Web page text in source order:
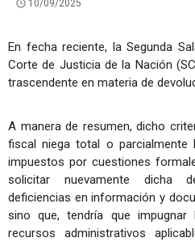
10/09/2025
En fecha reciente, la Segunda
Corte de Justicia de la Nación
trascendente en materia de
A manera de resumen, dicho
fiscal niega total o parcialmente
impuestos por cuestiones
solicitar nuevamente dicha
deficiencias en información y
sino que, tendría que
recursos administrativos